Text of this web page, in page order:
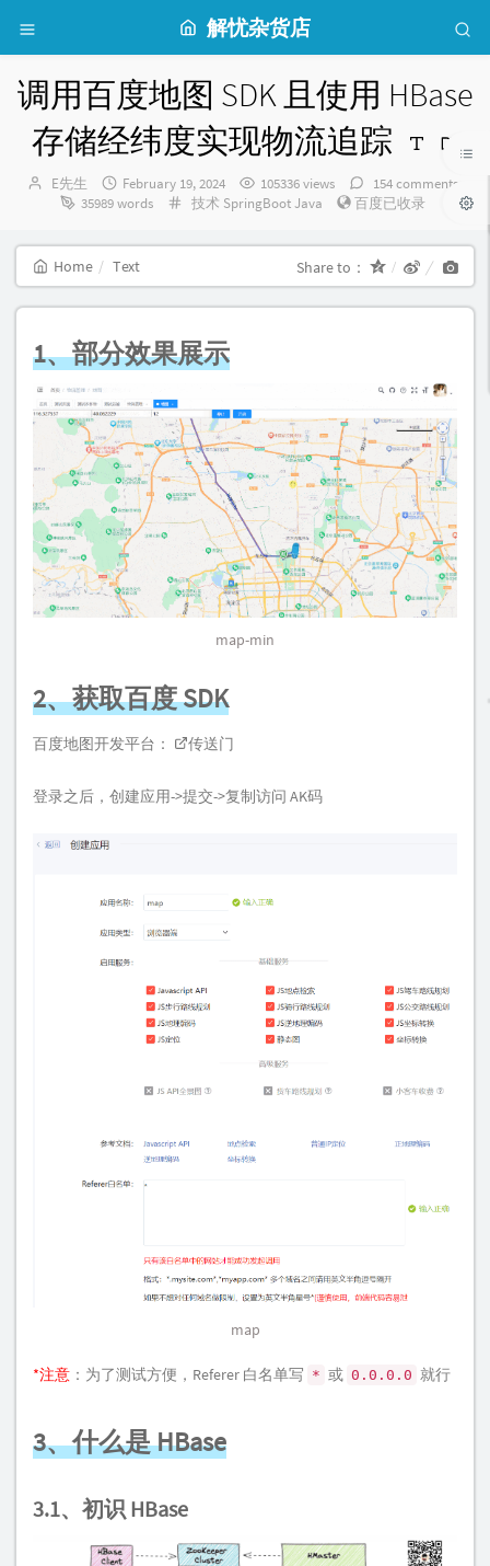
解忧杂货店
调用百度地图 SDK 且使用 HBase
存储经纬度实现物流追踪
Author：
E先生
发
布
间：
February 19, 2024 105336 views
154 comments
35989 words
Categories：
技术 SpringBoot Java 百度已收录
Home Text Share to：
1、部分效果展示
map-min
2、获取百度 SDK
百度地图开发平台： 传送门
登录之后，创建应用->提交->复制访问 AK码
map
*注意 ：为了测试方便，Referer 白名单写 * 或 0.0.0.0 就行
3、什么是 HBase
3.1、初识 HBase